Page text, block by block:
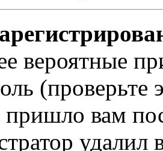
вероятные
(проверьте
пришло вам